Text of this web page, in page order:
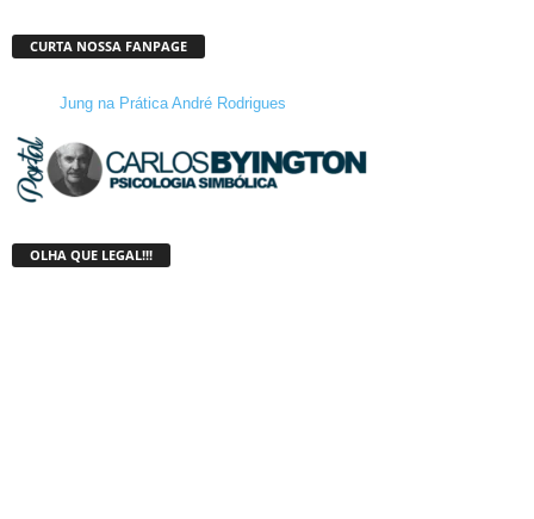
CURTA NOSSA FANPAGE
Jung na Prática André Rodrigues
OLHA QUE LEGAL!!!